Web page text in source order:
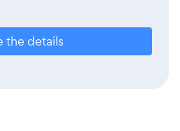
the details